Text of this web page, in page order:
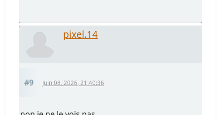
pixel.14
#9 Juin 08, 2026, 21:40:36